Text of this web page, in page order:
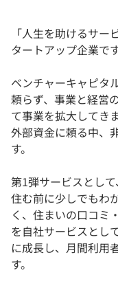
「人生を助けるサ
タートアップ企業です
ベンチャーキャピタ
頼らず、事業と経営
て事業を拡大してき
外部資金に頼る中、
す。
第1弾サービスとして
住む前に少しでもわ
く、住まいの口コミ
を自社サービスとし
に成長し、月間利用
す。